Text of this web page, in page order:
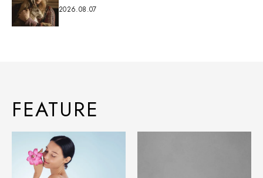
2026.08.07
FEATURE